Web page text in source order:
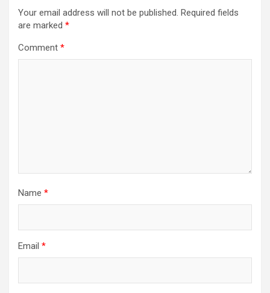
Your email address will not be published. Required fields
are marked *
Comment *
Name *
Email *